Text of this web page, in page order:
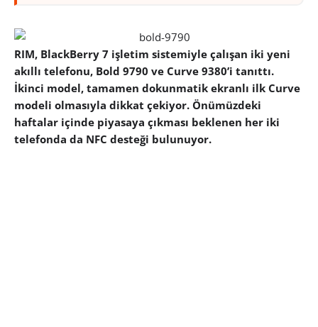
RIM, BlackBerry 7 işletim sistemiyle çalışan iki yeni
akıllı telefonu, Bold 9790 ve Curve 9380’i tanıttı.
İkinci model, tamamen dokunmatik ekranlı ilk Curve
modeli olmasıyla dikkat çekiyor. Önümüzdeki
haftalar içinde piyasaya çıkması beklenen her iki
telefonda da NFC desteği bulunuyor.